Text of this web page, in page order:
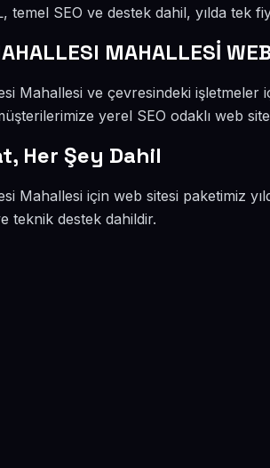
temel SEO ve destek dahil, yılda tek
MAHALLESİ
Mahallesi ve çevresindeki
yerel SEO odaklı web
Her Şey Dahil
Mahallesi için web sitesi paketimiz
teknik destek dahildir.